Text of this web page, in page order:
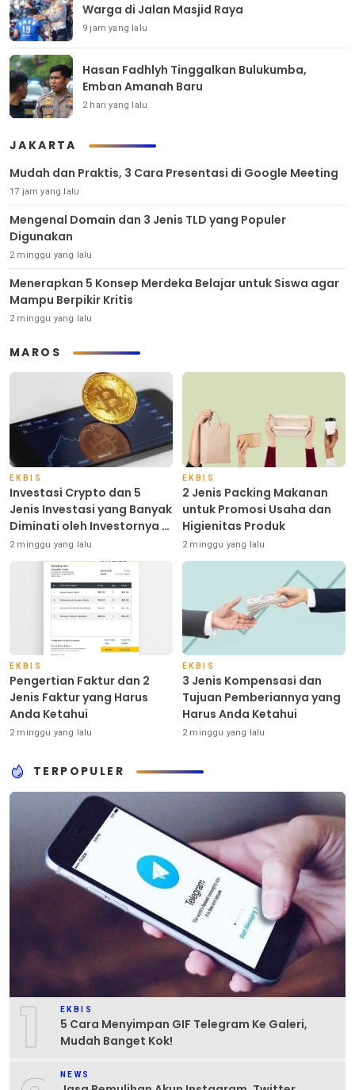
Warga di Jalan Masjid Raya
9 jam yang lalu
Hasan Fadhlyh Tinggalkan Bulukumba,
Emban Amanah Baru
2 hari yang lalu
JAKARTA
Mudah dan Praktis, 3 Cara Presentasi di Google Meeting
17 jam yang lalu
Mengenal Domain dan 3 Jenis TLD yang Populer
Digunakan
2 minggu yang lalu
Menerapkan 5 Konsep Merdeka Belajar untuk Siswa agar
Mampu Berpikir Kritis
2 minggu yang lalu
MAROS
EKBIS
Investasi Crypto dan 5
Jenis Investasi yang Banyak
Diminati oleh Investornya di
Indonesia
2 minggu yang lalu
EKBIS
2 Jenis Packing Makanan
untuk Promosi Usaha dan
Higienitas Produk
2 minggu yang lalu
EKBIS
Pengertian Faktur dan 2
Jenis Faktur yang Harus
Anda Ketahui
2 minggu yang lalu
EKBIS
3 Jenis Kompensasi dan
Tujuan Pemberiannya yang
Harus Anda Ketahui
2 minggu yang lalu
TERPOPULER
1 EKBIS
5 Cara Menyimpan GIF Telegram Ke Galeri,
Mudah Banget Kok!
NEWS